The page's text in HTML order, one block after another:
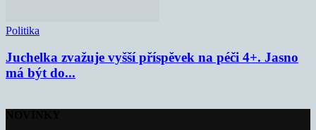
Politika
Juchelka zvažuje vyšší příspěvek na péči 4+. Jasno
má být do...